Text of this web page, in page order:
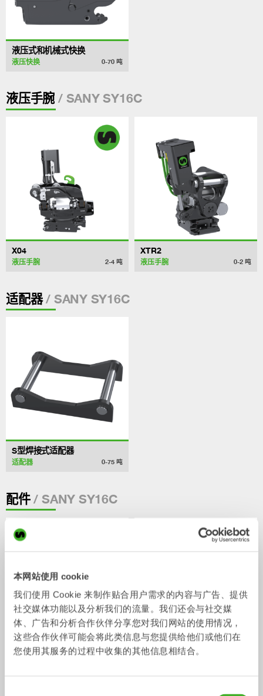
本网站使用 cookie
我们使用 Cookie 来制作贴合用户需求的内容与广告、提供
社交媒体功能以及分析我们的流量。我们还会与社交媒
体、广告和分析合作伙伴分享您对我们网站的使用情况，
这些合作伙伴可能会将此类信息与您提供给他们或他们在
您使用其服务的过程中收集的其他信息相结合。
液压式和机械式快换
液压快换 0-70 吨
液压手腕/ SANY SY16C
X04
液压手腕 2-4 吨
XTR2
液压手腕 0-2 吨
适配器/ SANY SY16C
S型焊接式适配器
适配器 0-75 吨
配件/ SANY SY16C
V14 手指夹